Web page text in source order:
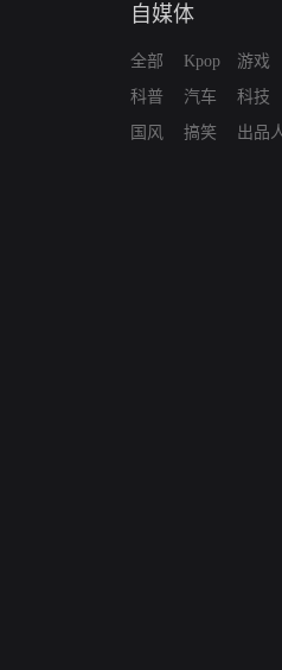
自媒体
全部
科普
国风
Kpop
汽车
搞笑
游戏
科技
出品